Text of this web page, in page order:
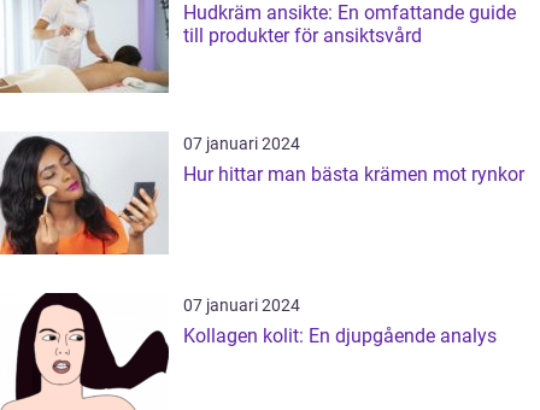
Hudkräm ansikte: En omfattande guide
till produkter för ansiktsvård
07 januari 2024
Hur hittar man bästa krämen mot rynkor
07 januari 2024
Kollagen kolit: En djupgående analys